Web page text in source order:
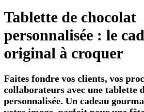
Tablette de chocolat
personnalisée : le
original à croquer
Faites fondre vos clients, vos
collaborateurs avec une tablette
personnalisée. Un cadeau